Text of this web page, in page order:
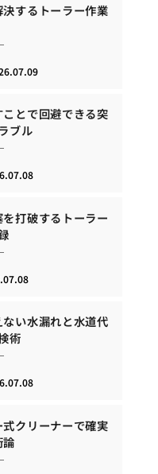
するトーラー作業
とで回避できる突
ブル
打破するトーラー
い水漏れと水道代
術
クリーナーで確実
論